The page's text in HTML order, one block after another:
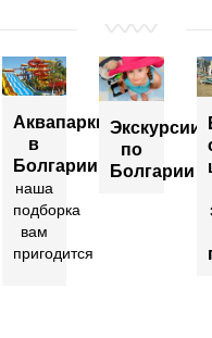
Аквапарки
в
Болгарии
наша
подборка
вам
пригодится
Экскурсии
по
Болгарии